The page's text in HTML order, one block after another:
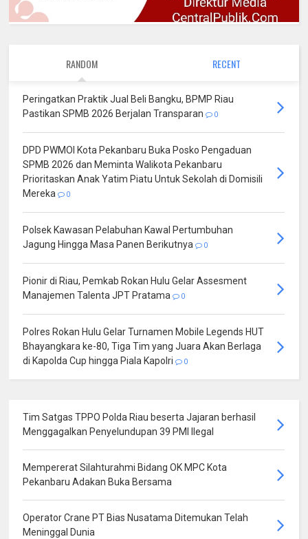
RANDOM RECENT
Peringatkan Praktik Jual Beli Bangku, BPMP Riau
Pastikan SPMB 2026 Berjalan Transparan
0
DPD PWMOI Kota Pekanbaru Buka Posko Pengaduan
SPMB 2026 dan Meminta Walikota Pekanbaru
Prioritaskan Anak Yatim Piatu Untuk Sekolah di Domisili
Mereka
0
Polsek Kawasan Pelabuhan Kawal Pertumbuhan
Jagung Hingga Masa Panen Berikutnya
0
Pionir di Riau, Pemkab Rokan Hulu Gelar Assesment
Manajemen Talenta JPT Pratama
0
Polres Rokan Hulu Gelar Turnamen Mobile Legends HUT
Bhayangkara ke-80, Tiga Tim yang Juara Akan Berlaga
di Kapolda Cup hingga Piala Kapolri
0
Tim Satgas TPPO Polda Riau beserta Jajaran berhasil
Menggagalkan Penyelundupan 39 PMI Ilegal
Mempererat Silahturahmi Bidang OK MPC Kota
Pekanbaru Adakan Buka Bersama
Operator Crane PT Bias Nusatama Ditemukan Telah
Meninggal Dunia